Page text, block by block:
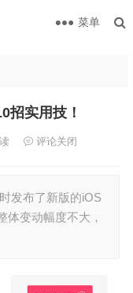
菜单
招实用技！
评论关闭
发布了新版的iOS
体变动幅度不大，